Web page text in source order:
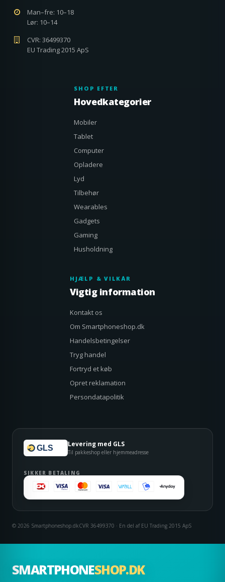
SMARTPHONESHOP.DK
Man–fre: 10–18
Lør: 10–14
CVR: 36499370
EU Trading 2015 ApS
SHOP EFTER
Hovedkategorier
Mobiler
Tablet
Computer
Opladere
Lyd
Tilbehør
Wearables
Gadgets
Gaming
Husholdning
HJÆLP & VILKÅR
Vigtig information
Kontakt os
Om Smartphoneshop.dk
Handelsbetingelser
Tryg handel
Fortryd et køb
Opret reklamation
Persondatapolitik
GLS Levering med GLS
Til pakkeshop eller hjemmeadresse
SIKKER BETALING
© 2026 Smartphoneshop.dkCVR 36499370 · En del af EU Trading 2015 ApS